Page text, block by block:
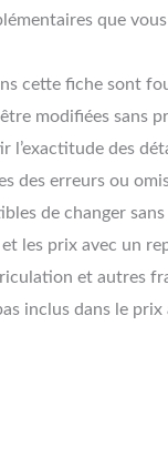
que vous
cette fiche sont
modifiées sans
l’exactitude des
des erreurs ou
de changer
les prix avec un
et autres
inclus dans le prix